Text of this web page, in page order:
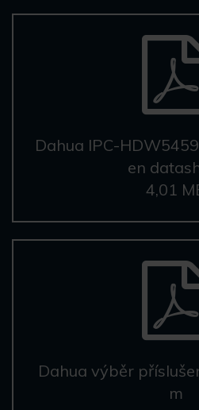
Dahua IPC-
en
4,01
Dahua výběr
m